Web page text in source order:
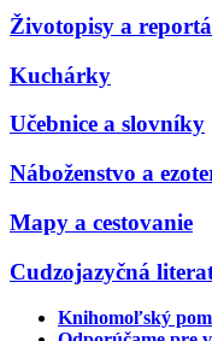
Životopisy a
Kuchárky
Učebnice a slovníky
Náboženstvo a
Mapy a cestovanie
Cudzojazyčná
Knihomoľský